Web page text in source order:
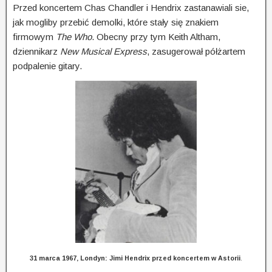
Przed koncertem Chas Chandler i Hendrix zastanawiali sie,
jak mogliby przebić demolki, które stały się znakiem
firmowym The Who. Obecny przy tym Keith Altham,
dziennikarz New Musical Express, zasu­ge­ro­wał półżartem
podpalenie gitary.
31 marca 1967, Londyn: Jimi Hendrix przed koncertem w Astorii